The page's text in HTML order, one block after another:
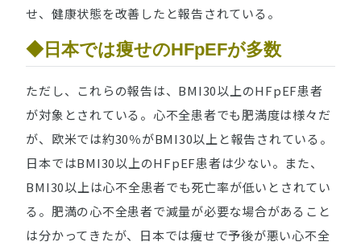
せ、健康状態を改善したと報告されている。
◆日本では痩せのHFpEFが多数
ただし、これらの報告は、BMI30以上のHFpEF患者
が対象とされている。心不全患者でも肥満度は様々だ
が、欧米では約30％がBMI30以上と報告されている。
日本ではBMI30以上のHFpEF患者は少ない。また、
BMI30以上は心不全患者でも死亡率が低いとされてい
る。肥満の心不全患者で減量が必要な場合があること
は分かってきたが、日本では痩せで予後が悪い心不全